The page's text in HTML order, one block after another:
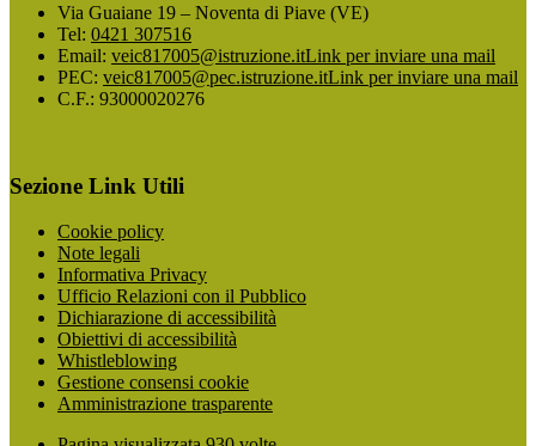
Via Guaiane 19 – Noventa di Piave (VE)
Tel: 0421 307516
Email: veic817005@istruzione.itLink per inviare una mail
PEC: veic817005@pec.istruzione.itLink per inviare una mail
C.F.: 93000020276
Sezione Link Utili
Cookie policy
Note legali
Informativa Privacy
Ufficio Relazioni con il Pubblico
Dichiarazione di accessibilità
Obiettivi di accessibilità
Whistleblowing
Gestione consensi cookie
Amministrazione trasparente